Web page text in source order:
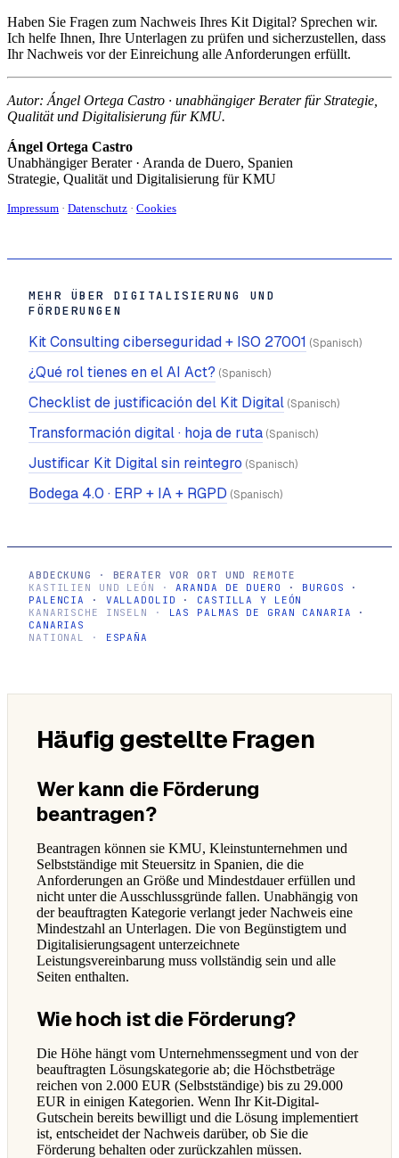
Haben Sie Fragen zum Nachweis Ihres Kit Digital? Sprechen wir.
Ich helfe Ihnen, Ihre Unterlagen zu prüfen und sicherzustellen, dass
Ihr Nachweis vor der Einreichung alle Anforderungen erfüllt.
Autor: Ángel Ortega Castro · unabhängiger Berater für Strategie,
Qualität und Digitalisierung für KMU.
Ángel Ortega Castro
Unabhängiger Berater · Aranda de Duero, Spanien
Strategie, Qualität und Digitalisierung für KMU
Impressum · Datenschutz · Cookies
MEHR ÜBER DIGITALISIERUNG UND
FÖRDERUNGEN
Kit Consulting ciberseguridad + ISO 27001 (Spanisch)
¿Qué rol tienes en el AI Act? (Spanisch)
Checklist de justificación del Kit Digital (Spanisch)
Transformación digital · hoja de ruta (Spanisch)
Justificar Kit Digital sin reintegro (Spanisch)
Bodega 4.0 · ERP + IA + RGPD (Spanisch)
ABDECKUNG · BERATER VOR ORT UND REMOTE
KASTILIEN UND LEÓN ·ARANDA DE DUERO · BURGOS
·
PALENCIA
· VALLADOLID · CASTILLA Y LEÓN
KANARISCHE INSELN · LAS PALMAS DE GRAN CANARIA
·
CANARIAS
NATIONAL · ESPAÑA
Häufig gestellte Fragen
Wer kann die Förderung
beantragen?
Beantragen können sie KMU, Kleinstunternehmen und
Selbstständige mit Steuersitz in Spanien, die die
Anforderungen an Größe und Mindestdauer erfüllen und
nicht unter die Ausschlussgründe fallen. Unabhängig von
der beauftragten Kategorie verlangt jeder Nachweis eine
Mindestzahl an Unterlagen. Die von Begünstigtem und
Digitalisierungsagent unterzeichnete
Leistungsvereinbarung muss vollständig sein und alle
Seiten enthalten.
Wie hoch ist die Förderung?
Die Höhe hängt vom Unternehmenssegment und von der
beauftragten Lösungskategorie ab; die Höchstbeträge
reichen von 2.000 EUR (Selbstständige) bis zu 29.000
EUR in einigen Kategorien. Wenn Ihr Kit-Digital-
Gutschein bereits bewilligt und die Lösung implementiert
ist, entscheidet der Nachweis darüber, ob Sie die
Förderung behalten oder zurückzahlen müssen.